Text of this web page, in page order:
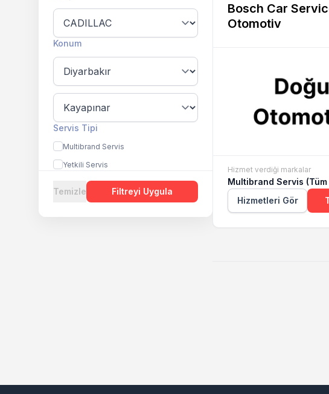
Konum
Servis Tipi
Multibrand Servis
Yetkili Servis
Temizle Filtreyi Uygula
Bosch Car
Otomotiv
Hizmet verdiği markalar
Multibrand Servis
Hizmetleri Gör